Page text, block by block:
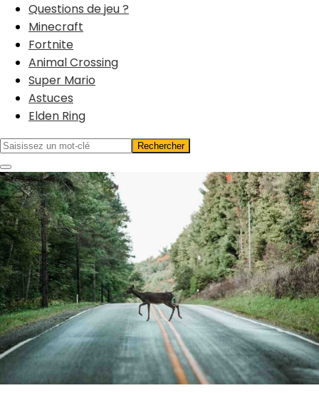
Questions de jeu ?
Minecraft
Fortnite
Animal Crossing
Super Mario
Astuces
Elden Ring